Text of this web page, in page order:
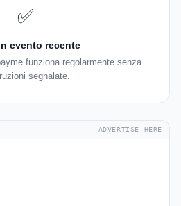
✅
evento recente
funziona regolarmente senza
segnalate.
ADVERTISE HERE